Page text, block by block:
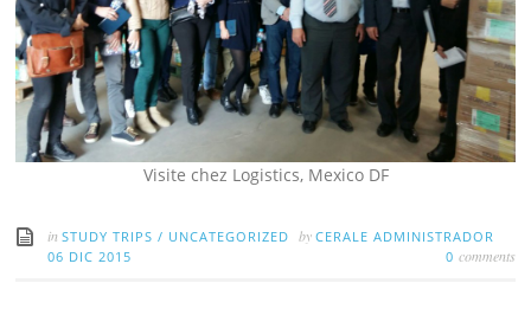
Visite chez Logistics, Mexico DF
inSTUDY TRIPS / UNCATEGORIZED byCERALE ADMINISTRADOR
06 DIC 2015
0 comments